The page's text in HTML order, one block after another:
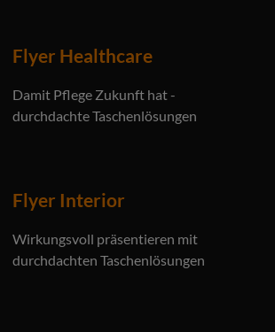
Flyer Healthcare
Damit Pflege Zukunft hat -
durchdachte Taschenlösungen
Flyer Interior
Wirkungsvoll präsentieren mit
durchdachten Taschenlösungen